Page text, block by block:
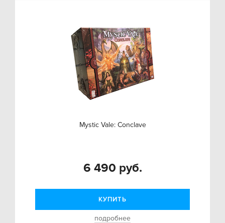
Mystic Vale: Conclave
6 490 руб.
КУПИТЬ
подробнее